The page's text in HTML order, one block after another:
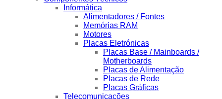
Informática
Alimentadores / Fontes
Memórias RAM
Motores
Placas Eletrónicas
Placas Base / Mainboards /
Motherboards
Placas de Alimentação
Placas de Rede
Placas Gráficas
Telecomunicações